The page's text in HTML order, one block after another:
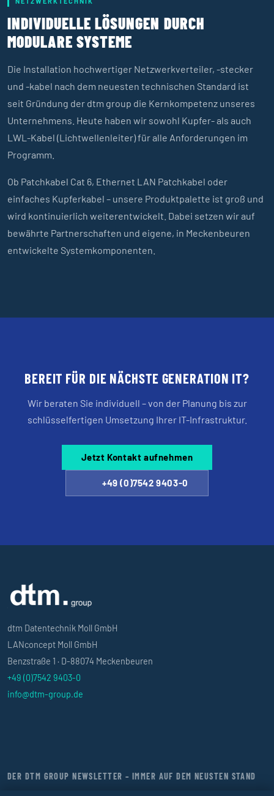
INDIVIDUELLE LÖSUNGEN DURCH
MODULARE SYSTEME
Die Installation hochwertiger Netzwerkverteiler, -stecker
und -kabel nach dem neuesten technischen Standard ist
seit Gründung der dtm group die Kernkompetenz unseres
Unternehmens. Heute haben wir sowohl Kupfer- als auch
LWL-Kabel (Lichtwellenleiter) für alle Anforderungen im
Programm.
Ob Patchkabel Cat 6, Ethernet LAN Patchkabel oder
einfaches Kupferkabel – unsere Produktpalette ist groß und
wird kontinuierlich weiterentwickelt. Dabei setzen wir auf
bewährte Partnerschaften und eigene, in Meckenbeuren
entwickelte Systemkomponenten.
BEREIT FÜR DIE NÄCHSTE GENERATION IT?
Wir beraten Sie individuell – von der Planung bis zur
schlüsselfertigen Umsetzung Ihrer IT-Infrastruktur.
Jetzt Kontakt aufnehmen
+49 (0)7542 9403-0
dtm Datentechnik Moll GmbH
LANconcept Moll GmbH
Benzstraße 1 · D-88074 Meckenbeuren
+49 (0)7542 9403-0
info@dtm-group.de
DER DTM GROUP NEWSLETTER – IMMER AUF DEM NEUSTEN STAND